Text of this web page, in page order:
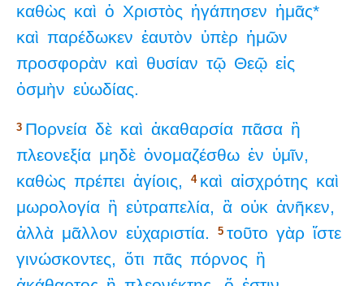
καθὼς καὶ ὁ Χριστὸς ἠγάπησεν ἡμᾶς*
καὶ παρέδωκεν ἑαυτὸν ὑπὲρ ἡμῶν
προσφορὰν καὶ θυσίαν τῷ Θεῷ εἰς
ὀσμὴν εὐωδίας.
3 Πορνεία δὲ καὶ ἀκαθαρσία πᾶσα ἢ
πλεονεξία μηδὲ ὀνομαζέσθω ἐν ὑμῖν,
καθὼς πρέπει ἁγίοις, 4 καὶ αἰσχρότης καὶ
μωρολογία ἢ εὐτραπελία, ἃ οὐκ ἀνῆκεν,
ἀλλὰ μᾶλλον εὐχαριστία. 5 τοῦτο γὰρ ἴστε
γινώσκοντες, ὅτι πᾶς πόρνος ἢ